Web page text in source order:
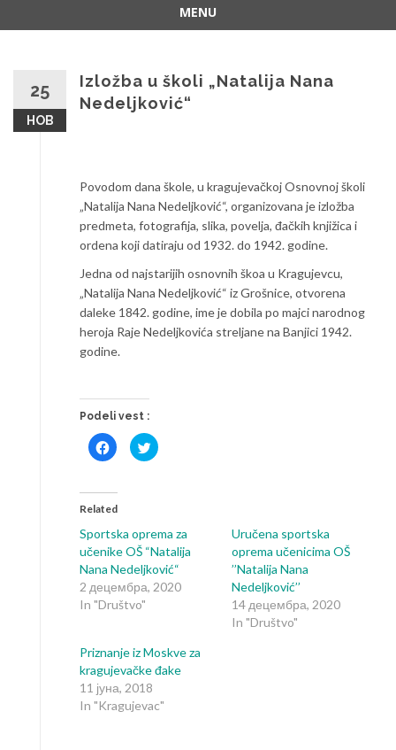
MENU
25
НОВ
Izložba u školi „Natalija Nana
Nedeljković“
Povodom dana škole, u kragujevačkoj Osnovnoj školi
„Natalija Nana Nedeljković“, organizovana je izložba
predmeta, fotografija, slika, povelja, đačkih knjižica i
ordena koji datiraju od 1932. do 1942. godine.
Jedna od najstarijih osnovnih škoa u Kragujevcu,
„Natalija Nana Nedeljković“ iz Grošnice, otvorena
daleke 1842. godine, ime je dobila po majci narodnog
heroja Raje Nedeljkovića streljane na Banjici 1942.
godine.
Podeli vest :
Click
to
share
(Opens
in
window)
Click
to
window)
Related
Sportska oprema za
učenike OŠ “Natalija
Nana Nedeljković“
2 децембра, 2020
In "Društvo"
Uručena sportska
oprema učenicima OŠ
’’Natalija Nana
Nedeljković’’
14 децембра, 2020
In "Društvo"
Priznanje iz Moskve za
kragujevačke đake
11 јуна, 2018
In "Kragujevac"